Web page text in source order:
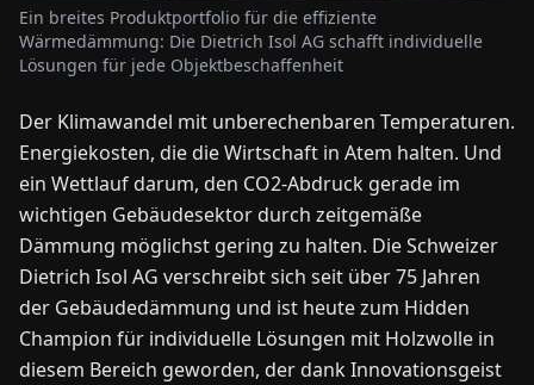
KONTAKT
UNS
Ein breites Produktportfolio für die effiziente
Wärmedämmung: Die Dietrich Isol AG schafft individuelle
Lösungen für jede Objektbeschaffenheit
Der Klimawandel mit unberechenbaren Temperaturen.
Energiekosten, die die Wirtschaft in Atem halten. Und
ein Wettlauf darum, den CO2-Abdruck gerade im
wichtigen Gebäudesektor durch zeitgemäße
Dämmung möglichst gering zu halten. Die Schweizer
Dietrich Isol AG verschreibt sich seit über 75 Jahren
der Gebäudedämmung und ist heute zum Hidden
Champion für individuelle Lösungen mit Holzwolle in
diesem Bereich geworden, der dank Innovationsgeist